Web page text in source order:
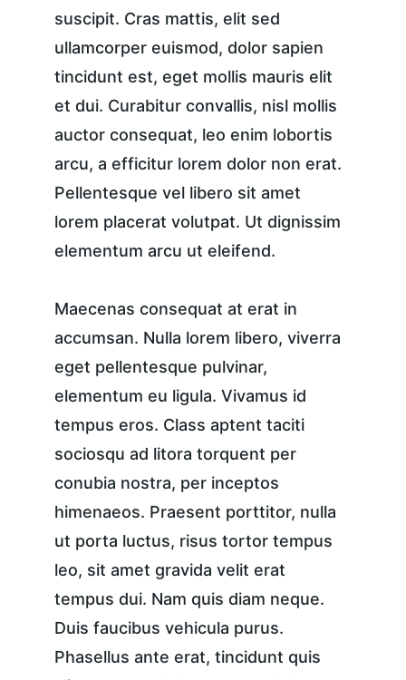
suscipit. Cras mattis, elit sed
ullamcorper euismod, dolor sapien
tincidunt est, eget mollis mauris elit
et dui. Curabitur convallis, nisl mollis
auctor consequat, leo enim lobortis
arcu, a efficitur lorem dolor non erat.
Pellentesque vel libero sit amet
lorem placerat volutpat. Ut dignissim
elementum arcu ut eleifend.
Maecenas consequat at erat in
accumsan. Nulla lorem libero, viverra
eget pellentesque pulvinar,
elementum eu ligula. Vivamus id
tempus eros. Class aptent taciti
sociosqu ad litora torquent per
conubia nostra, per inceptos
himenaeos. Praesent porttitor, nulla
ut porta luctus, risus tortor tempus
leo, sit amet gravida velit erat
tempus dui. Nam quis diam neque.
Duis faucibus vehicula purus.
Phasellus ante erat, tincidunt quis